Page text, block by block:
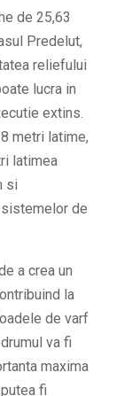
de 25,63
Predelut,
reliefului
lucra in
extins.
metri latime,
latimea
si
de
a crea un
la
de varf
va fi
maxima
fi